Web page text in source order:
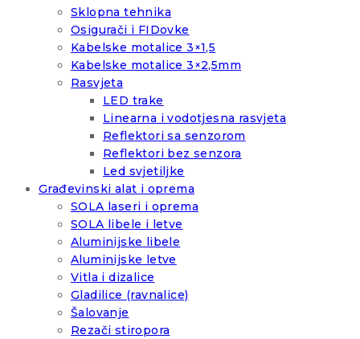
Sklopna tehnika
Osigurači i FIDovke
Kabelske motalice 3×1,5
Kabelske motalice 3×2,5mm
Rasvjeta
LED trake
Linearna i vodotjesna rasvjeta
Reflektori sa senzorom
Reflektori bez senzora
Led svjetiljke
Građevinski alat i oprema
SOLA laseri i oprema
SOLA libele i letve
Aluminijske libele
Aluminijske letve
Vitla i dizalice
Gladilice (ravnalice)
Šalovanje
Rezači stiropora